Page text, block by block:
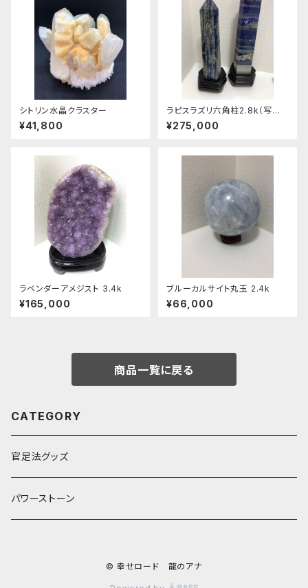
シトリン水晶クラスター
¥41,800
ラピスラズリ六角柱2.8k（写真
右）
¥275,000
ラベンダーアメジスト 3.4k
¥165,000
ブルーカルサイト丸玉 2.4k
¥66,000
商品一覧に戻る
CATEGORY
官足法グッズ
パワーストーン
© 幸せロード 龍のアナ